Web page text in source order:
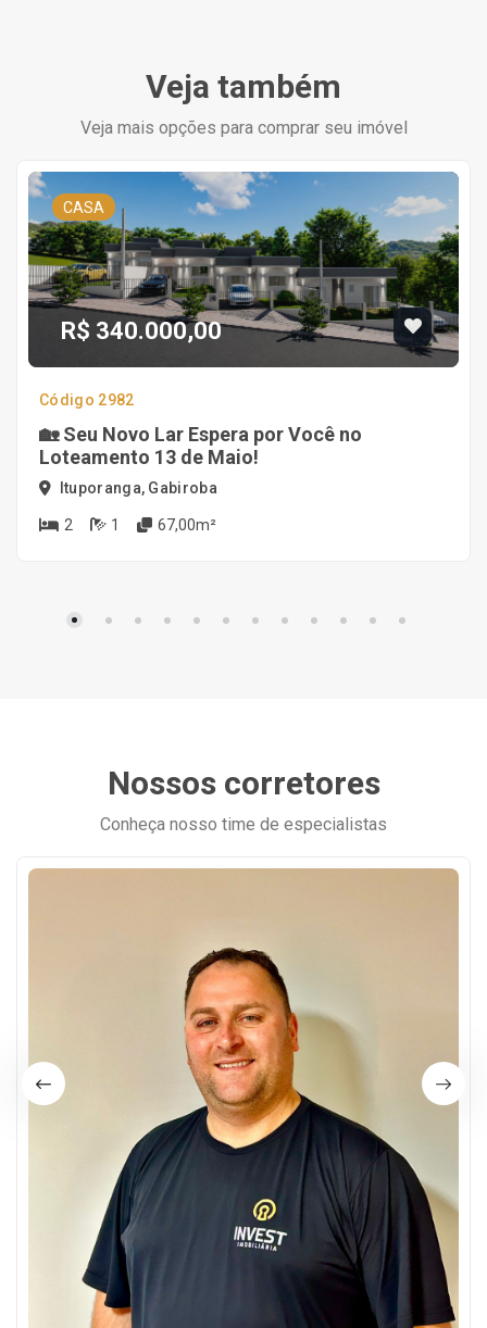
Veja também
Veja mais opções para comprar seu imóvel
CASA
R$ 340.000,00
Código 2982
🏡 Seu Novo Lar Espera por Você no
Loteamento 13 de Maio!
Ituporanga, Gabiroba
2 1 67,00m²
Nossos corretores
Conheça nosso time de especialistas